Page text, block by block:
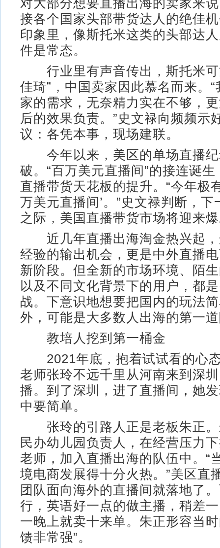
接各个国家头部带货达人的绝佳
印象里，像斯托米这类的头部达
件是常态。
行业里有声音传出，斯托米可
佳琦”，中国卖家因此慕名而来。
家的需求，无奈精力实在不够，
后的效果负责。”史文禄向频频示
议：各凭本事，现场建联。
今年以来，美区的单场直播纪
破。“百万美元直播间”的接连诞
直播带货天花板的提升。“今年极
万美元直播间’。”史文禄判断，下
之际，美国直播带货市场将迎来
近几年直播出海淘金热兴起，
经验的输出机会，更是中外直播
新阶段。但全新的市场环境、陌
以及不同文化背景下的用户，都
战。下意识地想要把国内的玩法
外，可能是大多数人出海的第一
教培人挖到第一桶金
2021年底，抱着试试看的心
老师张玲不远千里从河南来到深
播。到了深圳，进了直播间，她
中要简单。
张玲的引路人正是老板朱正。
民办幼儿园负责人，在经营压力
老师，加入直播出海的队伍中。“
境电商发展得十分火热。”美区直
团队面向海外的直播间就落地了
行，英语好一点的做主播，稍差
一晚上就卖十来单。朱正形容当
馈非常强”。